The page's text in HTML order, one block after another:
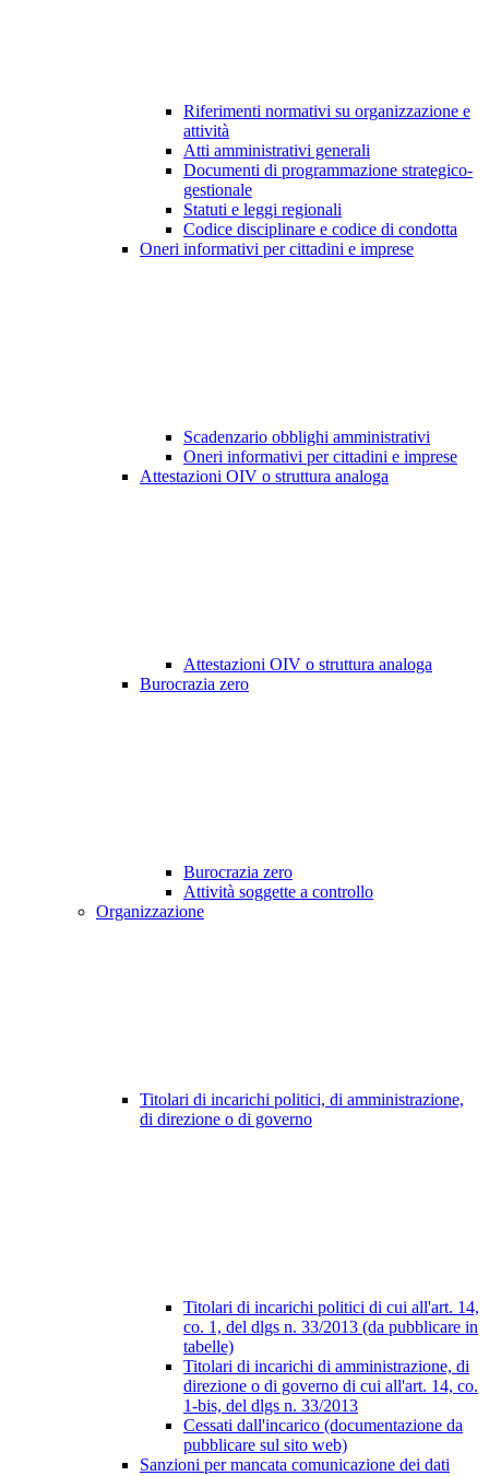
Riferimenti normativi su organizzazione e
attività
Atti amministrativi generali
Documenti di programmazione strategico-
gestionale
Statuti e leggi regionali
Codice disciplinare e codice di condotta
Oneri informativi per cittadini e imprese
Scadenzario obblighi amministrativi
Oneri informativi per cittadini e imprese
Attestazioni OIV o struttura analoga
Attestazioni OIV o struttura analoga
Burocrazia zero
Burocrazia zero
Attività soggette a controllo
Organizzazione
Titolari di incarichi politici, di amministrazione,
di direzione o di governo
Titolari di incarichi politici di cui all'art. 14,
co. 1, del dlgs n. 33/2013 (da pubblicare in
tabelle)
Titolari di incarichi di amministrazione, di
direzione o di governo di cui all'art. 14, co.
1-bis, del dlgs n. 33/2013
Cessati dall'incarico (documentazione da
pubblicare sul sito web)
Sanzioni per mancata comunicazione dei dati